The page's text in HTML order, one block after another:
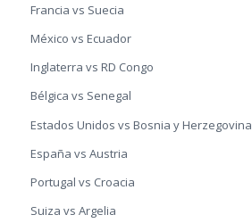
Francia vs Suecia
México vs Ecuador
Inglaterra vs RD Congo
Bélgica vs Senegal
Estados Unidos vs Bosnia y Herzegovina
España vs Austria
Portugal vs Croacia
Suiza vs Argelia